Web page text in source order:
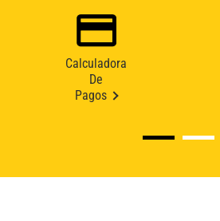
Calculadora
De
Pagos